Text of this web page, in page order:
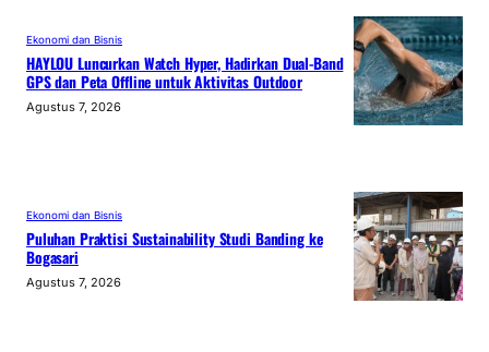
Ekonomi dan Bisnis
HAYLOU Luncurkan Watch Hyper, Hadirkan Dual-Band
GPS dan Peta Offline untuk Aktivitas Outdoor
Agustus 7, 2026
Ekonomi dan Bisnis
Puluhan Praktisi Sustainability Studi Banding ke
Bogasari
Agustus 7, 2026